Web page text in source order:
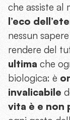
che assiste al
l’eco
nessun
rendere del
ultima che
biologica: è
invalicabile
vita è e non